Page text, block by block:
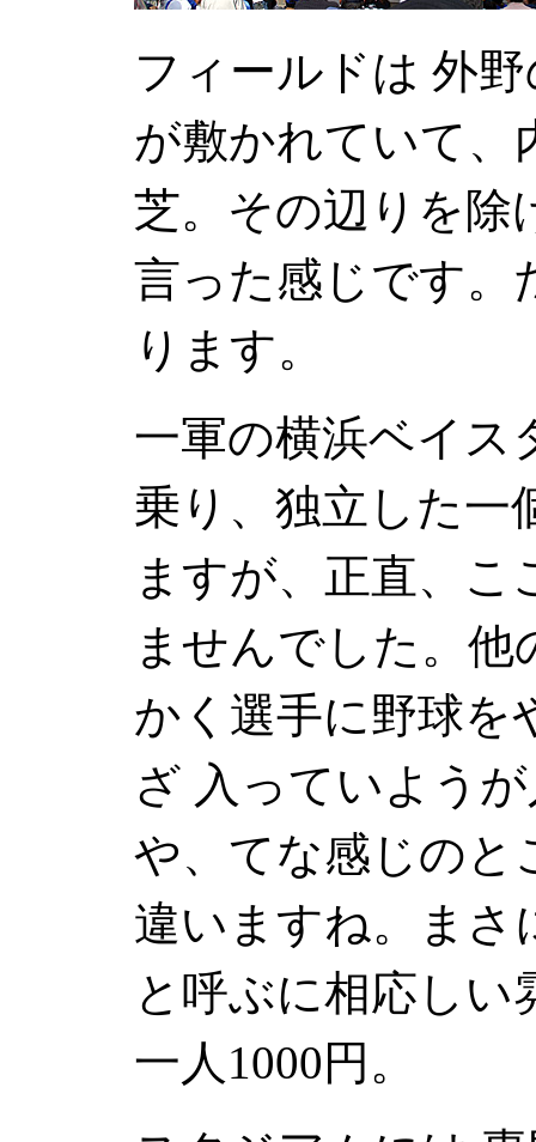
フィールドは 外
が敷かれていて、
芝。その辺りを除
言った感じです。
ります。
一軍の横浜ベイス
乗り、独立した一
ますが、正直、
ませんでした。
かく選手に野球を
ざ 入っていよう
や、てな感じのと
違いますね。まさ
と呼ぶに相応しい
一人1000円。